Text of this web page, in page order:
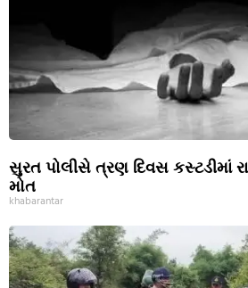
સુરત પોલીસે ત્રણ દિવસ કસ્ટડીમાં
મોત
khabarantar